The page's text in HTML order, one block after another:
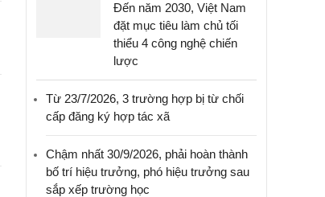
Đến năm 2030, Việt Nam
đặt mục tiêu làm chủ tối
thiểu 4 công nghệ chiến
lược
Từ 23/7/2026, 3 trường hợp bị từ chối
cấp đăng ký hợp tác xã
Chậm nhất 30/9/2026, phải hoàn thành
bố trí hiệu trưởng, phó hiệu trưởng sau
sắp xếp trường học